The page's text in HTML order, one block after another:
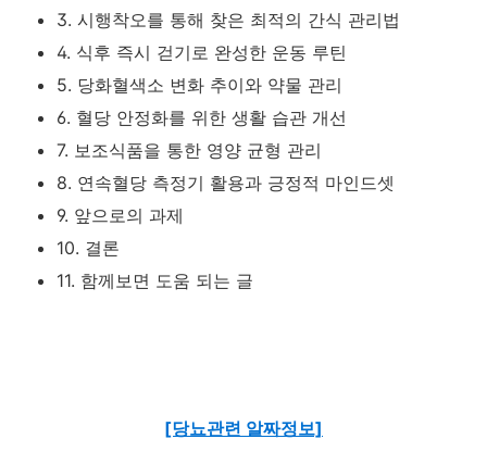
3. 시행착오를 통해 찾은 최적의 간식 관리법
4. 식후 즉시 걷기로 완성한 운동 루틴
5. 당화혈색소 변화 추이와 약물 관리
6. 혈당 안정화를 위한 생활 습관 개선
7. 보조식품을 통한 영양 균형 관리
8. 연속혈당 측정기 활용과 긍정적 마인드셋
9. 앞으로의 과제
10. 결론
11. 함께보면 도움 되는 글
[당뇨관련 알짜정보]